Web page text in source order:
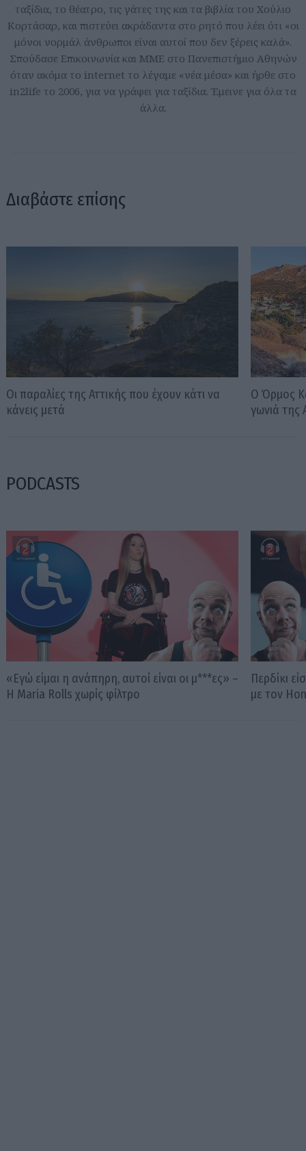
ταξίδια, το θέατρο, τις γάτες της και τα βιβλία του Χούλιο
Κορτάσαρ, και πιστεύει ακράδαντα στο ρητό που λέει ότι «οι
μόνοι νορμάλ άνθρωποι είναι αυτοί που δεν ξέρεις καλά».
Σπούδασε Επικοινωνία και ΜΜΕ στο Πανεπιστήμιο Αθηνών
όταν ακόμα το internet το λέγαμε «νέα μέσα» και ήρθε στο
in2life το 2006, για να γράφει για ταξίδια. Έμεινε για όλα τα
άλλα.
Διαβάστε επίσης
Οι παραλίες της Αττικής που έχουν κάτι να
κάνεις μετά
Ο Όρμος
γωνιά της
PODCASTS
«Εγώ είμαι η ανάπηρη, αυτοί είναι οι μ***ες» –
Η Maria Rolls χωρίς φίλτρο
Περδίκι
με τον